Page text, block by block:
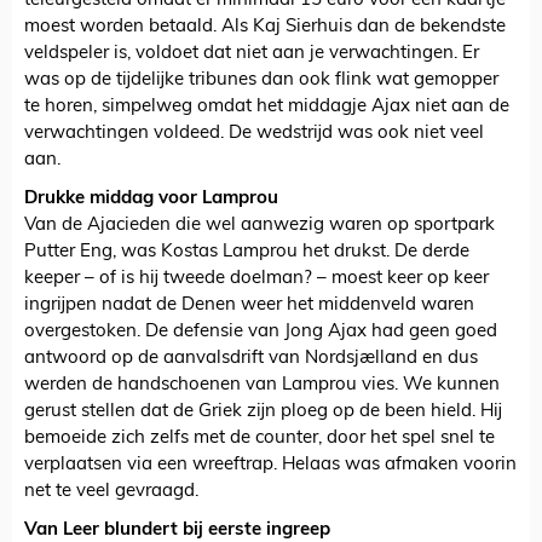
moest worden betaald. Als Kaj Sierhuis dan de bekendste
veldspeler is, voldoet dat niet aan je verwachtingen. Er
was op de tijdelijke tribunes dan ook flink wat gemopper
te horen, simpelweg omdat het middagje Ajax niet aan de
verwachtingen voldeed. De wedstrijd was ook niet veel
aan.
Drukke middag voor Lamprou
Van de Ajacieden die wel aanwezig waren op sportpark
Putter Eng, was Kostas Lamprou het drukst. De derde
keeper – of is hij tweede doelman? – moest keer op keer
ingrijpen nadat de Denen weer het middenveld waren
overgestoken. De defensie van Jong Ajax had geen goed
antwoord op de aanvalsdrift van Nordsjælland en dus
werden de handschoenen van Lamprou vies. We kunnen
gerust stellen dat de Griek zijn ploeg op de been hield. Hij
bemoeide zich zelfs met de counter, door het spel snel te
verplaatsen via een wreeftrap. Helaas was afmaken voorin
net te veel gevraagd.
Van Leer blundert bij eerste ingreep